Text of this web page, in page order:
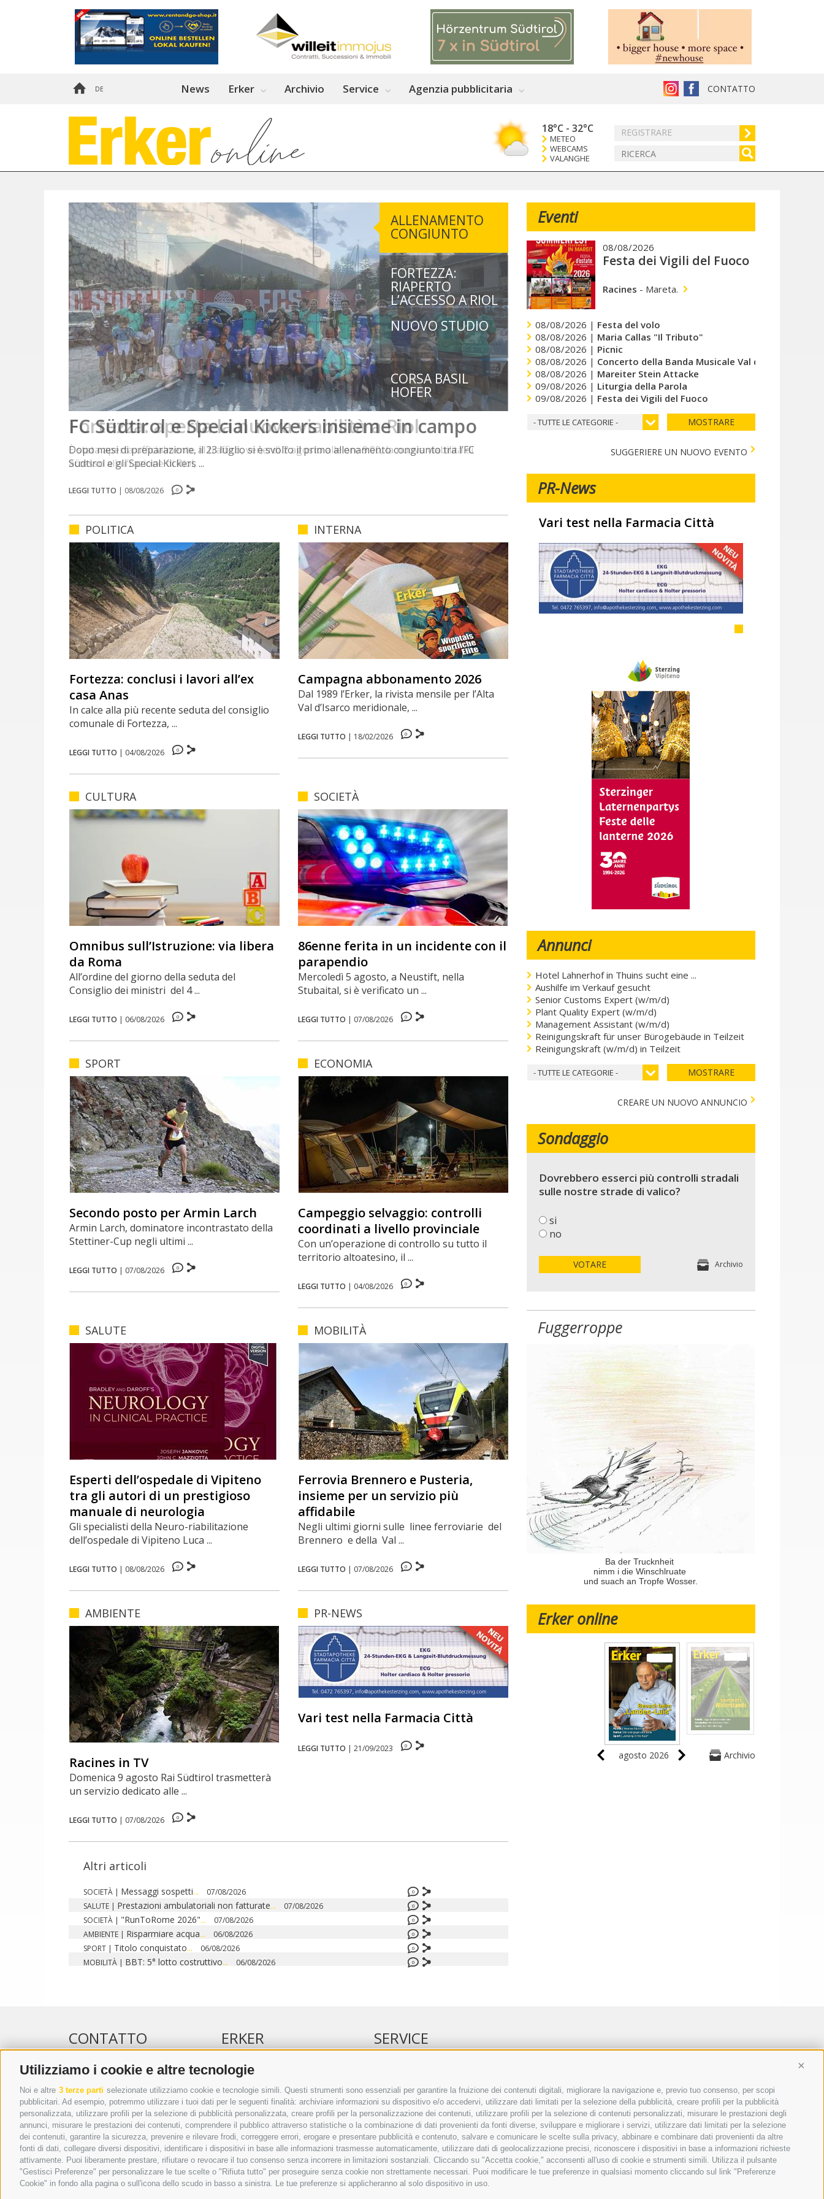
Utilizziamo i cookie e altre tecnologie
Noi e altre 3 terze parti selezionate utilizziamo cookie e tecnologie simili. Questi strumenti sono essenziali per garantire la fruizione dei contenuti digitali, migliorare la navigazione e, previo tuo consenso, per scopi
pubblicitari. Ad esempio, potremmo utilizzare i tuoi dati per le seguenti finalità: archiviare informazioni su dispositivo e/o accedervi, utilizzare dati limitati per la selezione della pubblicità, creare profili per la pubblicità
personalizzata, utilizzare profili per la selezione di pubblicità personalizzata, creare profili per la personalizzazione dei contenuti, utilizzare profili per la selezione di contenuti personalizzati, misurare le prestazioni degli
annunci, misurare le prestazioni dei contenuti, comprendere il pubblico attraverso statistiche o la combinazione di dati provenienti da fonti diverse, sviluppare e migliorare i servizi, utilizzare dati limitati per la selezione
dei contenuti, garantire la sicurezza, prevenire e rilevare frodi, correggere errori, erogare e presentare pubblicità e contenuto, salvare e comunicare le scelte sulla privacy, abbinare e combinare dati provenienti da altre
fonti di dati, collegare diversi dispositivi, identificare i dispositivi in base alle informazioni trasmesse automaticamente, utilizzare dati di geolocalizzazione precisi, riconoscere i dispositivi in base a informazioni richieste
attivamente. Puoi liberamente prestare, rifiutare o revocare il tuo consenso senza incorrere in limitazioni sostanziali. Cliccando su "Accetta cookie," acconsenti all'uso di cookie e strumenti simili. Utilizza il pulsante
"Gestisci Preferenze" per personalizzare le tue scelte o "Rifiuta tutto" per proseguire senza cookie non strettamente necessari. Puoi modificare le tue preferenze in qualsiasi momento cliccando sul link "Preferenze
Cookie" in fondo alla pagina o sull'icona dello scudo in basso a sinistra. Le tue preferenze si applicheranno al solo dispositivo in uso.
DE CONTATTO
News Erker Archivio Service Agenzia pubblicitaria
REGISTRARE
18°C - 32°C
METEO
WEBCAMS
VALANGHE
ALLENAMENTO
CONGIUNTO
FORTEZZA:
RIAPERTO
L’ACCESSO A RIOL
NUOVO STUDIO
CORSA BASIL
HOFER
0
Fortezza: aperta la nuova viabilità a Riol
È stata aperta ufficialmente al traffico, venerdì 7 agosto alle ore 9:00, la nuova viabilità di
accesso alla frazione di Riol, ...
LEGGI TUTTO | 08/08/2026 000
POLITICA
Fortezza: conclusi i lavori all’ex
casa Anas
In calce alla più recente seduta del consiglio
comunale di Fortezza, ...
LEGGI TUTTO | 04/08/2026 0
INTERNA
Campagna abbonamento 2026
Dal 1989 l’Erker, la rivista mensile per l’Alta
Val d’Isarco meridionale, ...
LEGGI TUTTO | 18/02/2026 0
CULTURA
Omnibus sull’Istruzione: via libera
da Roma
All’ordine del giorno della seduta del
Consiglio dei ministri del 4 ...
LEGGI TUTTO | 06/08/2026 0
SOCIETÀ
86enne ferita in un incidente con il
parapendio
Mercoledì 5 agosto, a Neustift, nella
Stubaital, si è verificato un ...
LEGGI TUTTO | 07/08/2026 0
SPORT
Secondo posto per Armin Larch
Armin Larch, dominatore incontrastato della
Stettiner-Cup negli ultimi ...
LEGGI TUTTO | 07/08/2026 0
ECONOMIA
Campeggio selvaggio: controlli
coordinati a livello provinciale
Con un’operazione di controllo su tutto il
territorio altoatesino, il ...
LEGGI TUTTO | 04/08/2026 0
SALUTE
Esperti dell’ospedale di Vipiteno
tra gli autori di un prestigioso
manuale di neurologia
Gli specialisti della Neuro-riabilitazione
dell’ospedale di Vipiteno Luca ...
LEGGI TUTTO | 08/08/2026 0
MOBILITÀ
Ferrovia Brennero e Pusteria,
insieme per un servizio più
affidabile
Negli ultimi giorni sulle linee ferroviarie del
Brennero e della Val ...
LEGGI TUTTO | 07/08/2026 0
AMBIENTE
Racines in TV
Domenica 9 agosto Rai Südtirol trasmetterà
un servizio dedicato alle ...
LEGGI TUTTO | 07/08/2026 0
PR-NEWS
Vari test nella Farmacia Città
LEGGI TUTTO | 21/09/2023 0
Altri articoli
SOCIETÀ | Messaggi sospetti... 07/08/2026 0
SALUTE | Prestazioni ambulatoriali non fatturate... 07/08/2026 0
SOCIETÀ | "RunToRome 2026"... 07/08/2026 0
AMBIENTE | Risparmiare acqua... 06/08/2026 0
SPORT | Titolo conquistato... 06/08/2026 0
MOBILITÀ | BBT: 5° lotto costruttivo... 06/08/2026 0
Eventi
08/08/2026
Festa dei Vigili del Fuoco
Racines - Mareta.
08/08/2026 | Festa del volo
08/08/2026 | Maria Callas "Il Tributo"
08/08/2026 | Picnic
08/08/2026 | Concerto della Banda Musicale Val di Vizze
08/08/2026 | Mareiter Stein Attacke
09/08/2026 | Liturgia della Parola
09/08/2026 | Festa dei Vigili del Fuoco
- TUTTE LE CATEGORIE - MOSTRARE
SUGGERIERE UN NUOVO EVENTO
PR-News
Vari test nella Farmacia Città
Annunci
Hotel Lahnerhof in Thuins sucht eine ...
Aushilfe im Verkauf gesucht
Senior Customs Expert (w/m/d)
Plant Quality Expert (w/m/d)
Management Assistant (w/m/d)
Reinigungskraft für unser Bürogebäude in Teilzeit
Reinigungskraft (w/m/d) in Teilzeit
- TUTTE LE CATEGORIE - MOSTRARE
CREARE UN NUOVO ANNUNCIO
Sondaggio
Dovrebbero esserci più controlli stradali
sulle nostre strade di valico?
si
no
VOTARE Archivio
Fuggerroppe
Ba der Trucknheit
nimm i die Winschlruate
und suach an Tropfe Wosser.
Erker online
agosto 2026 Archivio
CONTATTO
WIPP-MEDIA GMBH
DER ERKER
CITTÀ NUOVA 20A
I-39049 VIPITENO
TEL.: +39 0472 766876
GRAFIK@DERERKER.IT
INFO@DERERKER.IT
BARBARA.FONTANA@DERERKER.IT
ERKER
PUBBLICITÀ NELL’ERKER
PUBBLICITÀ ONLINE
ADDEBITO DIRETTO SEPA
REGOLAMENTO COMMENTI
ONLINE VOTING
SERVICE
ANNUNCI
LINK UTILI
METEO
WEBCAM
VIDEO
NECROLOGI